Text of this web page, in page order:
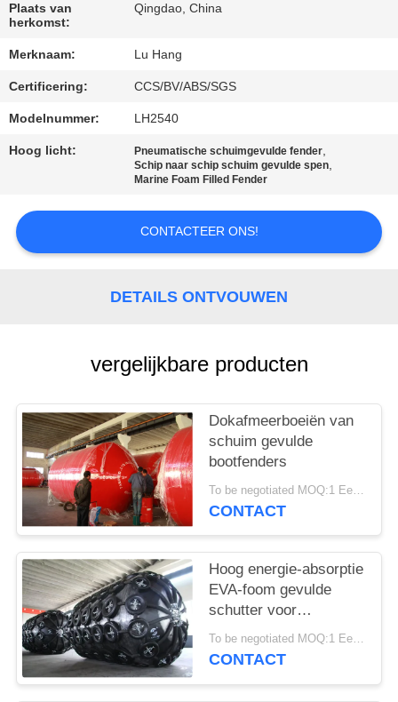
CONTACT
MET
ONS
OP
EEN
OFFERTE
SITEMAP
POLICY
Plaats van
herkomst:
Qingdao, China
Merknaam: Lu Hang
Certificering: CCS/BV/ABS/SGS
Modelnummer: LH2540
Hoog licht: Pneumatische schuimgevulde fender,
Schip naar schip schuim gevulde spen,
Marine Foam Filled Fender
CONTACTEER ONS!
DETAILS ONTVOUWEN
vergelijkbare producten
Dokafmeerboeiën van
schuim gevulde
bootfenders
To be negotiated MOQ:1 Eenheid
CONTACT
Hoog energie-absorptie
EVA-foom gevulde
schutter voor
scheepsdockdocking
To be negotiated MOQ:1 Eenheid
CONTACT